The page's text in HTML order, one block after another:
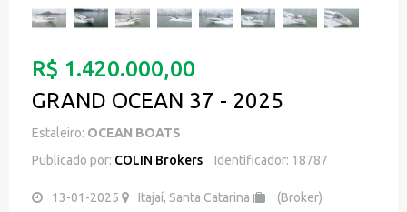
R$ 1.420.000,00
GRAND OCEAN 37 - 2025
Estaleiro: OCEAN BOATS
Publicado por: COLIN Brokers Identificador: 18787
13-01-2025 Itajaí, Santa Catarina (Broker)